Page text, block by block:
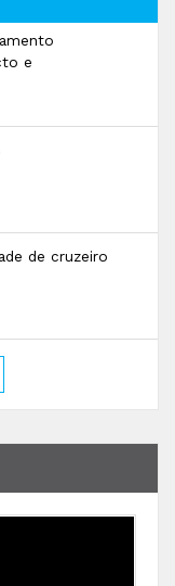
e
de cruzeiro